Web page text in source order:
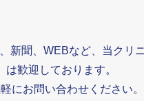
新聞、WEBなど、当クリ
は歓迎しております。
にお問い合わせください。